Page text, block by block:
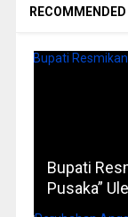
RECOMMENDED
Bupati
Pusaka”